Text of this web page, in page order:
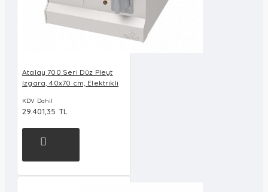
Atalay 700 Seri Düz Pleyt
Izgara, 40x70 cm, Elektrikli
KDV Dahil
29.401,35 TL